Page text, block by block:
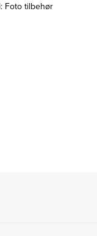
Foto tilbehør